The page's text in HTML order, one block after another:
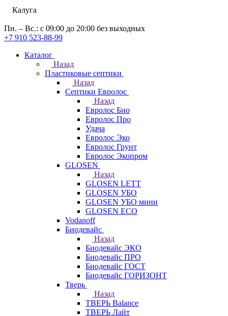
Калуга
Пн. – Вс.: с 09:00 до 20:00 без выходных
+7 910 523-88-99
Каталог
Назад
Пластиковые септики
Назад
Септики Евролос
Назад
Евролос Био
Евролос Про
Удача
Евролос Эко
Евролос Грунт
Евролос Экопром
GLOSEN
Назад
GLOSEN LETT
GLOSEN УБО
GLOSEN УБО мини
GLOSEN ECO
Vodanoff
Биодевайс
Назад
Биодевайс ЭКО
Биодевайс ПРО
Биодевайс ГОСТ
Биодевайс ГОРИЗОНТ
Тверь
Назад
ТВЕРЬ Balance
ТВЕРЬ Лайт